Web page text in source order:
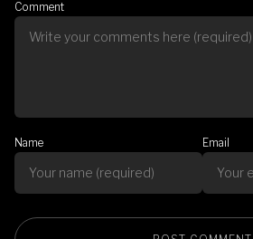
Comment
Name Email